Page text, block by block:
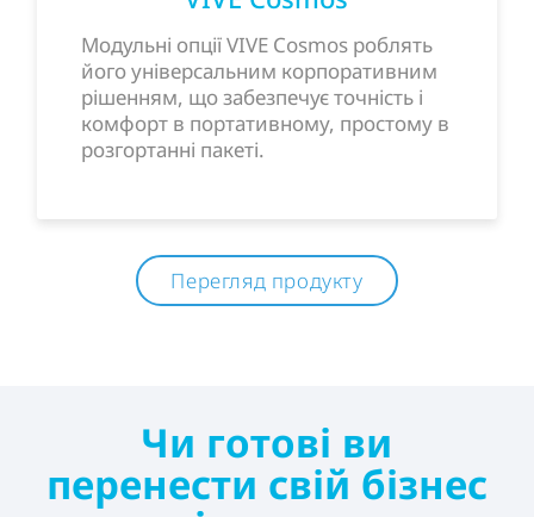
Модульні опції VIVE Cosmos роблять
його універсальним корпоративним
рішенням, що забезпечує точність і
комфорт в портативному, простому в
розгортанні пакеті.
Перегляд продукту
Чи готові ви
перенести свій бізнес